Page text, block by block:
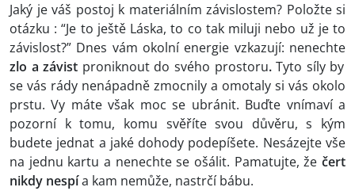
Jaký je váš postoj k materiálním závislostem? Položte si
otázku : “Je to ještě Láska, to co tak miluji nebo už je to
závislost?” Dnes vám okolní energie vzkazují: nenechte
zlo a závist proniknout do svého prostoru.Tyto síly by
se vás rády nenápadně zmocnily a omotaly si vás okolo
prstu. Vy máte však moc se ubránit. Buďte vnímaví a
pozorní k tomu, komu svěříte svou důvěru, s kým
budete jednat a jaké dohody podepíšete. Nesázejte vše
na jednu kartu a nenechte se ošálit. Pamatujte, že čert
nikdy nespía kam nemůže, nastrčí bábu.